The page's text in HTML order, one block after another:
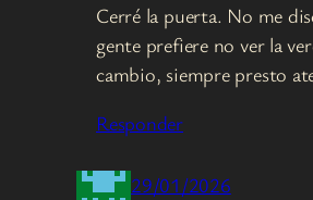
Cerré la puerta. No me
gente prefiere no ver la
cambio, siempre presto
Responder
29/01/2026